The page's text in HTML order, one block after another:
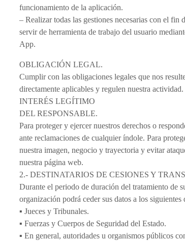
funcionamiento de la aplicación.
– Realizar todas las gestiones necesarias con el fin
servir de herramienta de trabajo del usuario
App.
OBLIGACIÓN LEGAL.
Cumplir con las obligaciones legales que nos
directamente aplicables y regulen nuestra actividad.
INTERÉS LEGÍTIMO
DEL RESPONSABLE.
Para proteger y ejercer nuestros derechos o
ante reclamaciones de cualquier índole. Para
nuestra imagen, negocio y trayectoria y evitar
nuestra página web.
2.- DESTINATARIOS DE CESIONES Y
Durante el periodo de duración del tratamiento de
organización podrá ceder sus datos a los siguientes
▪ Jueces y Tribunales.
▪ Fuerzas y Cuerpos de Seguridad del Estado.
▪ En general, autoridades u organismos públicos